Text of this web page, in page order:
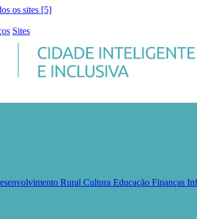
os sites [5]
Sites
Rural Cultura Educação Finanças